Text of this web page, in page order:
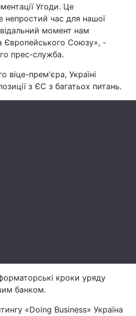
Політика
Статті
Угоди. Це
непростий час для нашої
момент нам
Європейського Союзу», -
прес-служба.
віце-прем'єра, Україні
з ЄС з багатьох питань.
кроки уряду
банком.
«Doing Business» Україна